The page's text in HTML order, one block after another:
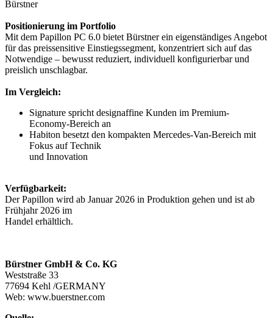
Bürstner
Positionierung im Portfolio
Mit dem Papillon PC 6.0 bietet Bürstner ein eigenständiges Angebot
für das preissensitive Einstiegssegment, konzentriert sich auf das
Notwendige – bewusst reduziert, individuell konfigurierbar und
preislich unschlagbar.
Im Vergleich:
Signature spricht designaffine Kunden im Premium-
Economy-Bereich an
Habiton besetzt den kompakten Mercedes-Van-Bereich mit
Fokus auf Technik
und Innovation
Verfügbarkeit:
Der Papillon wird ab Januar 2026 in Produktion gehen und ist ab
Frühjahr 2026 im
Handel erhältlich.
Bürstner GmbH & Co. KG
Weststraße 33
77694 Kehl /GERMANY
Web: www.buerstner.com